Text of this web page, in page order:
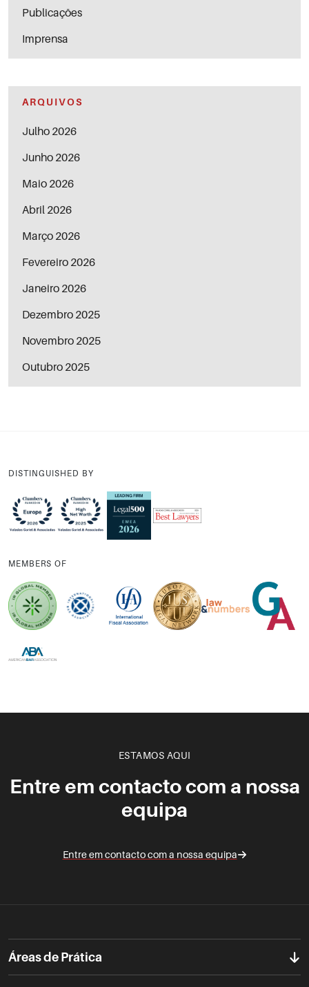
Publicações
Imprensa
ARQUIVOS
Julho 2026
Junho 2026
Maio 2026
Abril 2026
Março 2026
Fevereiro 2026
Janeiro 2026
Dezembro 2025
Novembro 2025
Outubro 2025
DISTINGUISHED BY
MEMBERS OF
ESTAMOS AQUI
Entre em contacto com a nossa
equipa
Entre em contacto com a nossa equipa
Áreas de Prática